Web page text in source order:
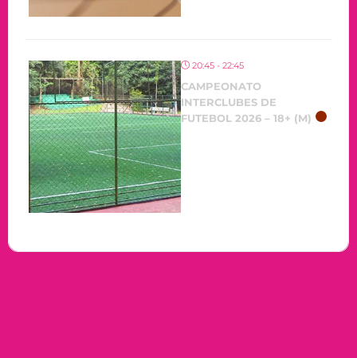
20:45 - 22:45
CAMPEONATO
INTERCLUBES DE
FUTEBOL 2026 – 18+ (M)